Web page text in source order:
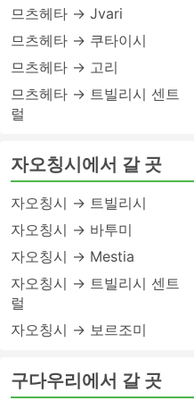
므츠헤타 → Jvari
므츠헤타 → 쿠타이시
므츠헤타 → 고리
므츠헤타 → 트빌리시 센트
럴
자오칭시에서 갈 곳
자오칭시 → 트빌리시
자오칭시 → 바투미
자오칭시 → Mestia
자오칭시 → 트빌리시 센트
럴
자오칭시 → 보르조미
구다우리에서 갈 곳